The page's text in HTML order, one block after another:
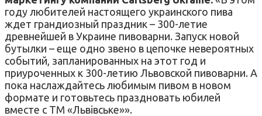
году любителей настоящего украинского пива
ждет грандиозный праздник – 300-летие
древнейшей в Украине пивоварни. Запуск новой
бутылки – еще одно звено в цепочке невероятных
событий, запланированных на этот год и
приуроченных к 300-летию Львовской пивоварни. А
пока наслаждайтесь любимым пивом в новом
формате и готовьтесь праздновать юбилей
вместе с ТМ «Львівське»».